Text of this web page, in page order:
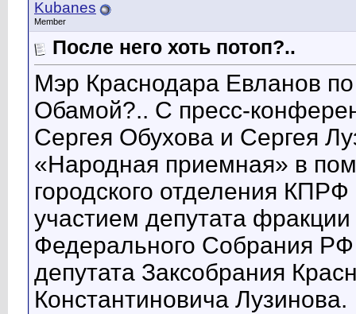
Kubanes
Member
После него хоть потоп?..
Мэр Краснодара Евланов
Обамой?.. С пресс-
Сергея Обухова и Сергея
«Народная приемная» в
городского отделения
участием депутата
Федерального Собрания
депутата Заксобрания
Константиновича Лузинова.